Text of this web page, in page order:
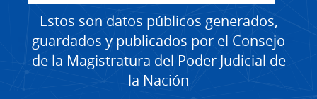
Estos son datos públicos generados,
guardados y publicados por el Consejo
de la Magistratura del Poder Judicial de
la Nación